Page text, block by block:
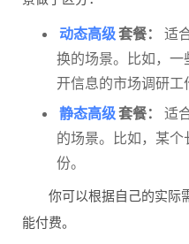
动态高级套餐：
适
换的场景。比如，一
开信息的市场调研工
静态高级套餐：
适
的场景。比如，某
份。
你可以根据自己的实际
能付费。